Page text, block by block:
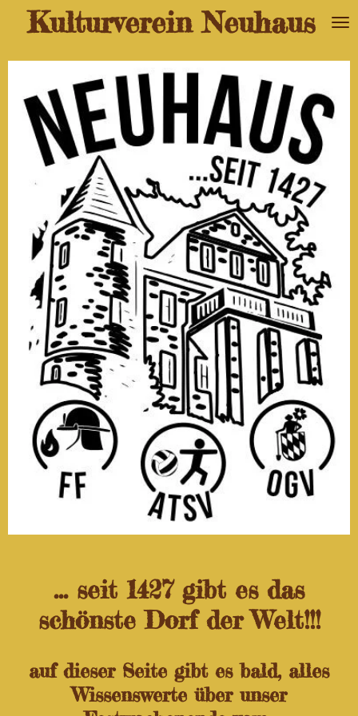
Zum
Hauptinhalt
springen
Kulturverein Neuhaus
... seit 1427 gibt es das
schönste Dorf der Welt!!!
auf dieser Seite gibt es bald, alles
Wissenswerte über unser